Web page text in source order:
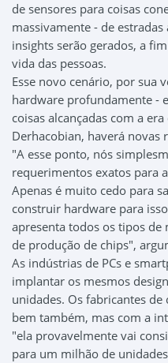
de sensores para coisas
massivamente - de
insights serão gerados, a
vida das pessoas.
Esse novo cenário, por sua
hardware profundamente -
coisas alcançadas com a
Derhacobian, haverá novas
"A esse ponto, nós
requerimentos exatos para
Apenas é muito cedo para
construir hardware para
apresenta todos os tipos de
de produção de chips",
As indústrias de PCs e
implantar os mesmos
unidades. Os fabricantes
bem também, mas com a
"ela provavelmente vai
para um milhão de